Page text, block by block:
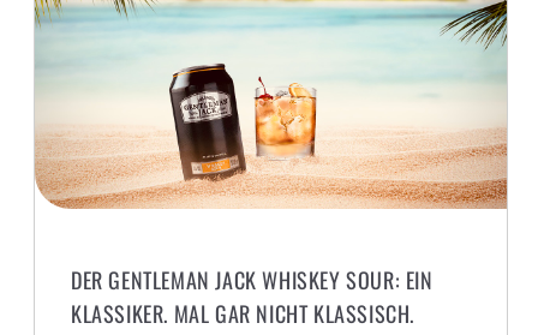
DER GENTLEMAN JACK WHISKEY SOUR: EIN
KLASSIKER. MAL GAR NICHT KLASSISCH.